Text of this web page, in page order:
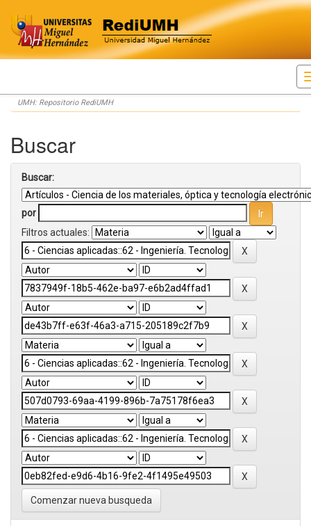
Skip
navigation
UMH: Repositorio RediUMH
Buscar
Buscar:
por
Filtros actuales:
Comenzar nueva busqueda